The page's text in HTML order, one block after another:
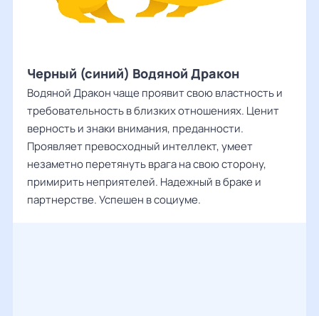
Черный (синий) Водяной Дракон
Водяной Дракон чаще проявит свою властность и
требовательность в близких отношениях. Ценит
верность и знаки внимания, преданности.
Проявляет превосходный интеллект, умеет
незаметно перетянуть врага на свою сторону,
примирить неприятелей. Надежный в браке и
партнерстве. Успешен в социуме.